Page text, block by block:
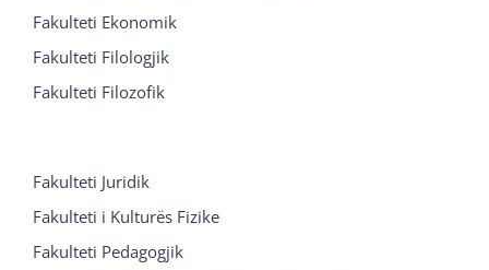
Fakulteti Ekonomik
Fakulteti Filologjik
Fakulteti Filozofik
Fakulteti Juridik
Fakulteti i Kulturës Fizike
Fakulteti Pedagogjik